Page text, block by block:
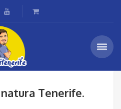
Tenerife.